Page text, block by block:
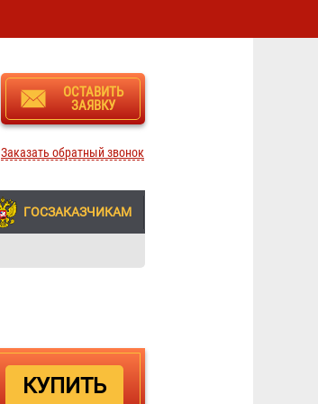
ОСТАВИТЬ
ЗАЯВКУ
Заказать обратный звонок
ГОСЗАКАЗЧИКАМ